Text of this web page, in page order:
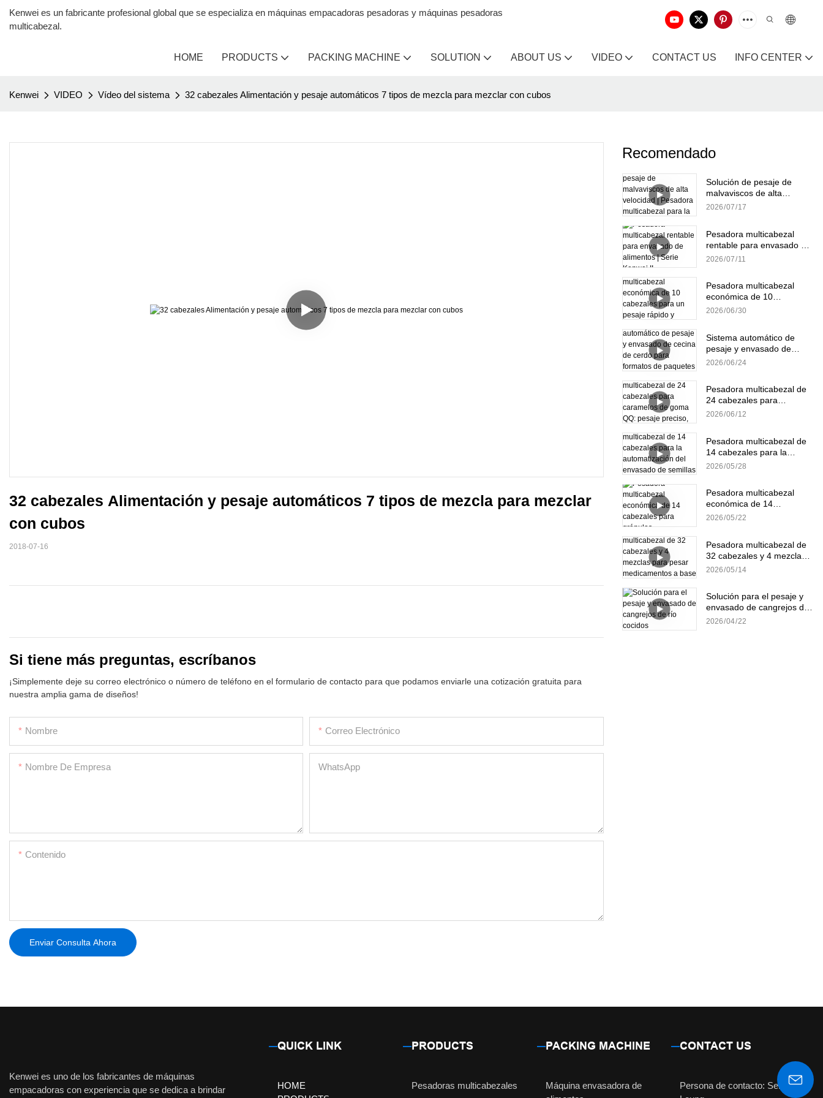
Kenwei es un fabricante profesional global que se especializa en máquinas empacadoras pesadoras y máquinas pesadoras
multicabezal.
HOME PRODUCTS PACKING MACHINE SOLUTION ABOUT US VIDEO CONTACT US INFO CENTER
Kenwei VIDEO Vídeo del sistema 32 cabezales Alimentación y pesaje automáticos 7 tipos de mezcla para mezclar con cubos
32 cabezales Alimentación y pesaje automáticos 7 tipos de mezcla para mezclar
con cubos
2018-07-16
Si tiene más preguntas, escríbanos
¡Simplemente deje su correo electrónico o número de teléfono en el formulario de contacto para que podamos enviarle una cotización gratuita para
nuestra amplia gama de diseños!
Nombre Correo Electrónico
Nombre De Empresa WhatsApp
Contenido
Enviar Consulta Ahora
Recomendado
Solución de pesaje de
malvaviscos de alta
velocidad | Pesadora
2026 07 17
Pesadora multicabezal
rentable para envasado de
alimentos | Serie Kenwei II
2026 07 11
Pesadora multicabezal
económica de 10
cabezales para un pesaje
2026 06 30
Sistema automático de
pesaje y envasado de
cecina de cerdo para
2026 06 24
Pesadora multicabezal de
24 cabezales para
caramelos de goma QQ:
2026 06 12
Pesadora multicabezal de
14 cabezales para la
automatización del
2026 05 28
Pesadora multicabezal
económica de 14
cabezales para gránulos
2026 05 22
Pesadora multicabezal de
32 cabezales y 4 mezclas
para pesar medicamentos
2026 05 14
Solución para el pesaje y
envasado de cangrejos de
río cocidos
2026 04 22
Kenwei es uno de los fabricantes de máquinas
empacadoras con experiencia que se dedica a brindar
QUICK LINK
HOME
PRODUCTS
Pesadoras multicabezales
PACKING MACHINE
Máquina envasadora de
CONTACT US
Persona de contacto: Señorita